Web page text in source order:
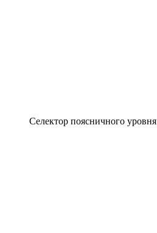
Селектор поясничного уровня